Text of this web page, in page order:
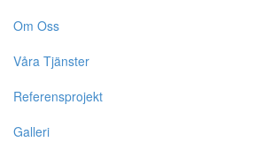
Om Oss
Våra Tjänster
Referensprojekt
Galleri